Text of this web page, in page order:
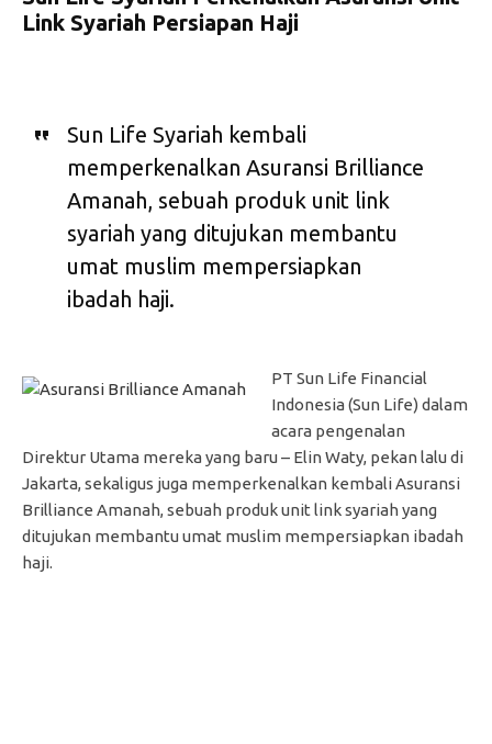
Link Syariah Persiapan Haji
Sun Life Syariah kembali
memperkenalkan Asuransi Brilliance
Amanah, sebuah produk unit link
syariah yang ditujukan membantu
umat muslim mempersiapkan
ibadah haji.
PT Sun Life Financial
Indonesia (Sun Life) dalam
acara pengenalan
Direktur Utama mereka yang baru – Elin Waty, pekan lalu di
Jakarta, sekaligus juga memperkenalkan kembali Asuransi
Brilliance Amanah, sebuah produk unit link syariah yang
ditujukan membantu umat muslim mempersiapkan ibadah
haji.